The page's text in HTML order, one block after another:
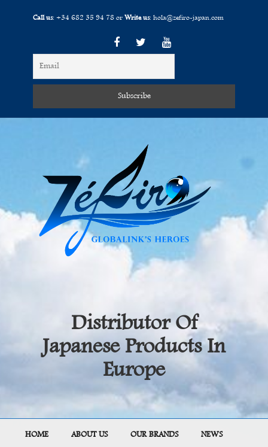
Call us: +34 682 35 94 78 or Write us: hola@zefiro-japan.com
Distributor Of
Japanese Products In
Europe
HOME ABOUT US OUR BRANDS NEWS